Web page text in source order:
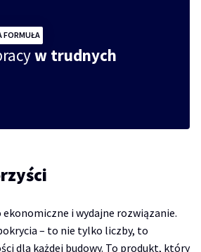
FORMUŁA
w trudnych
ekonomiczne i wydajne rozwiązanie.
– to nie tylko liczby, to
dla każdej budowy. To produkt, który